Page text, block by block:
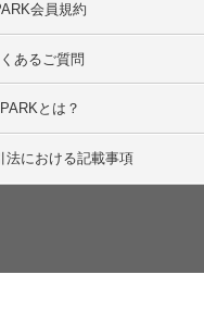
会員規約
あるご質問
とは？
法における記載事項